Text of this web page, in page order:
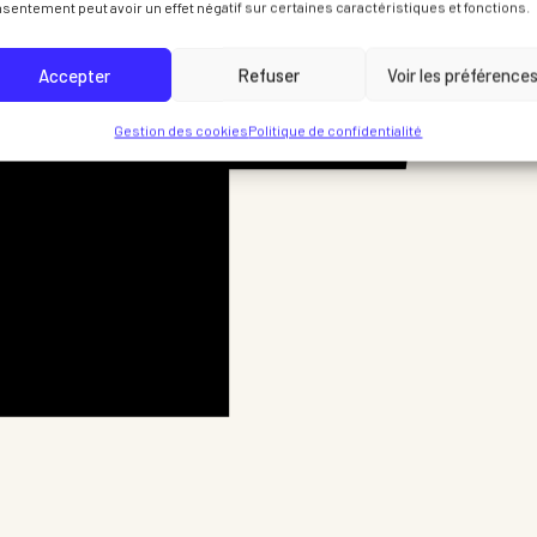
peut avoir un effet négatif sur certaines caractéristiques et fonctions.
Accepter Refuser Voir les préférences
Gestion des cookiesPolitique de confidentialité